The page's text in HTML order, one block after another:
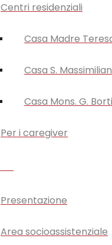
Centri residenziali
Casa Madre
Casa S.
Casa Mons. G.
Per i caregiver
Presentazione
Area socioassistenziale